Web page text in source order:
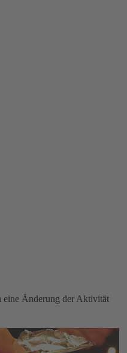
eine Änderung der Aktivität